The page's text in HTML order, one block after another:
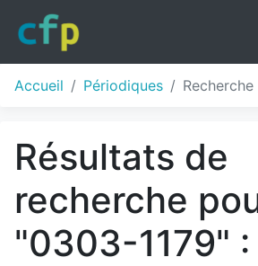
Accueil Périodiques
Résultats de
recherche
"0303-1179" :